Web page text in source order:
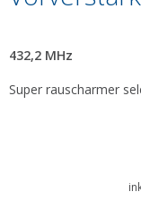
432,2 MHz
Super rauscharmer